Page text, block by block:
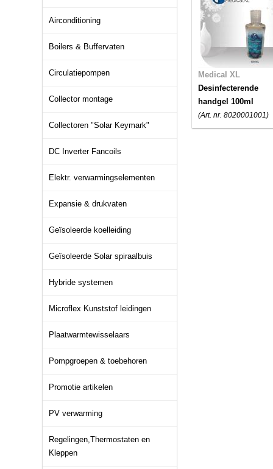
Airconditioning
Boilers & Buffervaten
Circulatiepompen
Collector montage
Collectoren "Solar Keymark"
DC Inverter Fancoils
Elektr. verwarmingselementen
Expansie & drukvaten
Geïsoleerde koelleiding
Geïsoleerde Solar spiraalbuis
Hybride systemen
Microflex Kunststof leidingen
Plaatwarmtewisselaars
Pompgroepen & toebehoren
Promotie artikelen
PV verwarming
Regelingen,Thermostaten en
Kleppen
Medical XL
Desinfecterende
handgel 100ml
(Art. nr. 8020001001)